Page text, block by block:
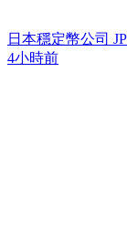
日本穩定幣公司
4小時前